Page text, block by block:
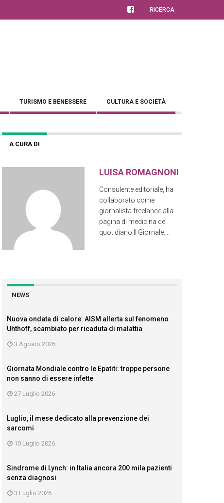
RICERCA
TURISMO E BENESSERE CULTURA E SOCIETÀ
A CURA DI
LUISA ROMAGNONI
Consulente editoriale, ha
collaborato come
giornalista freelance alla
pagina di medicina del
quotidiano Il Giornale....
NEWS
Nuova ondata di calore: AISM allerta sul fenomeno
Uhthoff, scambiato per ricaduta di malattia
3 Agosto 2026
Giornata Mondiale contro le Epatiti: troppe persone
non sanno di essere infette
27 Luglio 2026
Luglio, il mese dedicato alla prevenzione dei
sarcomi
10 Luglio 2026
Sindrome di Lynch: in Italia ancora 200 mila pazienti
senza diagnosi
3 Luglio 2026